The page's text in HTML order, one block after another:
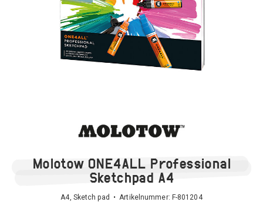
Molotow ONE4ALL Professional
Sketchpad A4
A4, Sketch pad • Artikelnummer: F-801204